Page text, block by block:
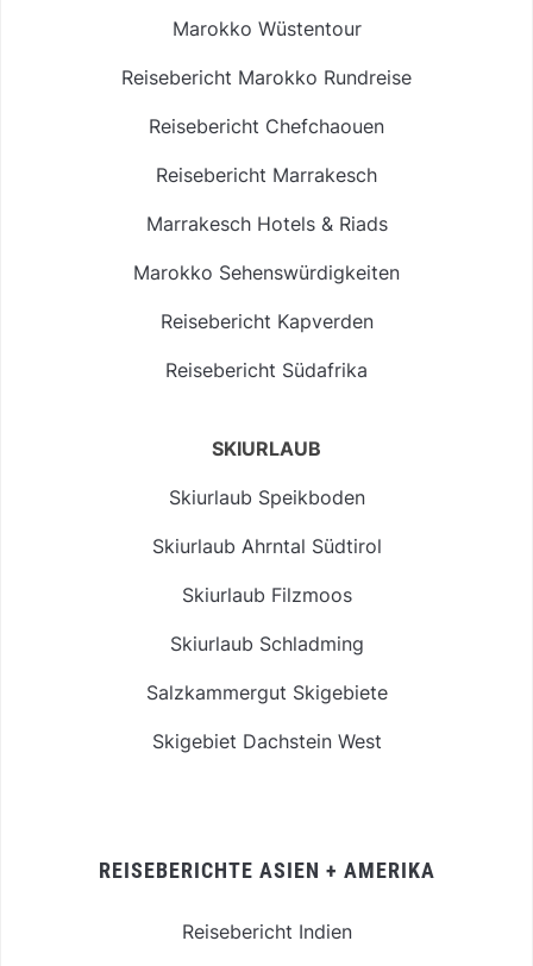
Marokko Wüstentour
Reisebericht Marokko Rundreise
Reisebericht Chefchaouen
Reisebericht Marrakesch
Marrakesch Hotels & Riads
Marokko Sehenswürdigkeiten
Reisebericht Kapverden
Reisebericht Südafrika
SKIURLAUB
Skiurlaub Speikboden
Skiurlaub Ahrntal Südtirol
Skiurlaub Filzmoos
Skiurlaub Schladming
Salzkammergut Skigebiete
Skigebiet Dachstein West
REISEBERICHTE ASIEN + AMERIKA
Reisebericht Indien